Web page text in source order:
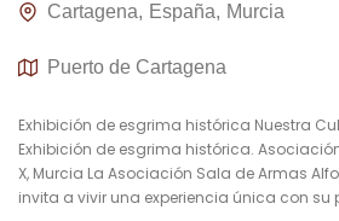
Cartagena España Murcia
Puerto de Cartagena
Exhibición de esgrima histórica Nuestra
Exhibición de esgrima histórica.
X, Murcia La Asociación Sala de Armas
invita a vivir una experiencia única con su